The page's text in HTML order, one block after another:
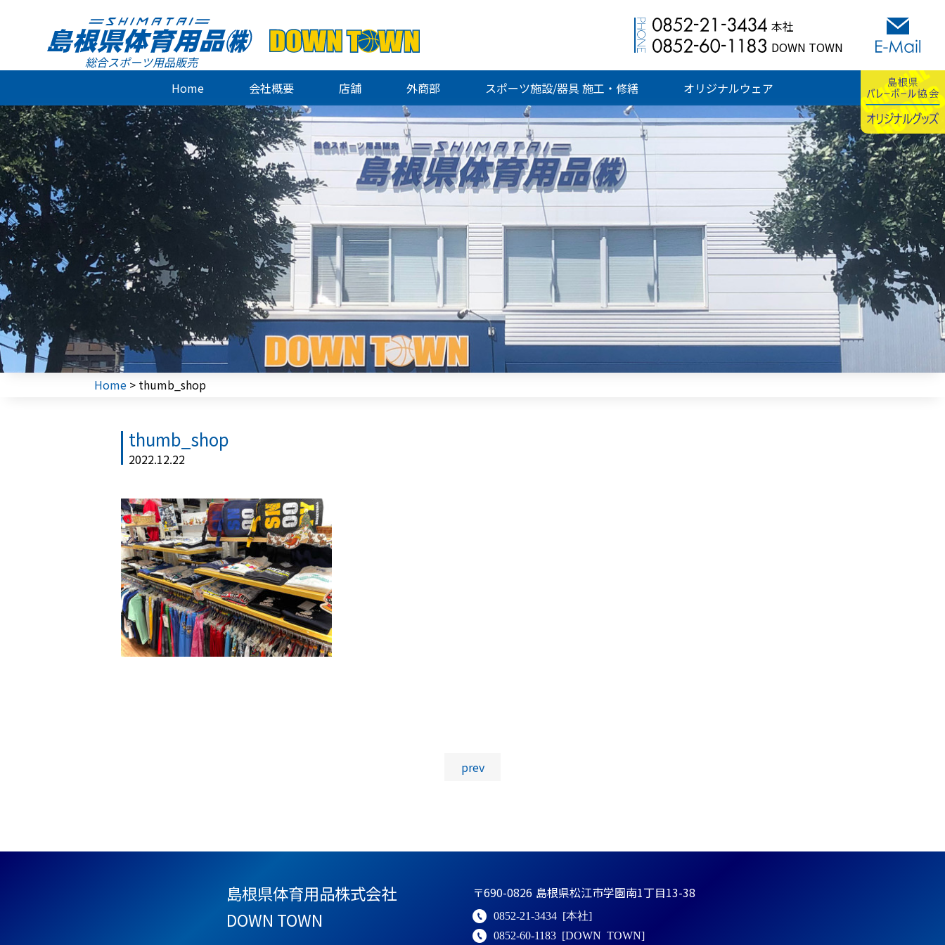
総合スポーツ用品販売
本社
DOWN TOWN
Home 会社概要 店舗 外商部 スポーツ施設/器具 施工・修繕 オリジナルウェア
Home > thumb_shop
thumb_shop
2022.12.22
prev
島根県体育用品株式会社
DOWN TOWN
〒690-0826 島根県松江市学園南1丁目13-38
0852-21-3434 [本社]
0852-60-1183 [DOWN TOWN]